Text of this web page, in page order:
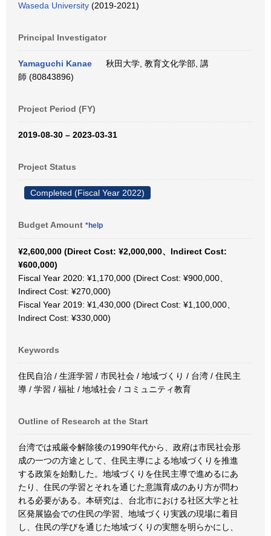
Waseda University (2019-2021)
Principal Investigator
Yamaguchi Kanae
秋田大学, 教育文化学部, 講
師 (80843896)
Project Period (FY)
2019-08-30 – 2023-03-31
Project Status
Completed (Fiscal Year 2022)
Budget Amount *help
¥2,600,000 (Direct Cost: ¥2,000,000、Indirect Cost:
¥600,000)
Fiscal Year 2020: ¥1,170,000 (Direct Cost: ¥900,000、
Indirect Cost: ¥270,000)
Fiscal Year 2019: ¥1,430,000 (Direct Cost: ¥1,100,000、
Indirect Cost: ¥330,000)
Keywords
住民自治 / 生涯学習 / 市民社会 / 地域づくり / 台湾 / 住民主
導 / 学習 / 福祉 / 地域社会 / コミュニティ教育
Outline of Research at the Start
台湾では戒厳令解除後の1990年代から、政府は市民社会形
成の一つの方途として、住民主導による地域づくりを推進
する政策を始動した。地域づくりを住民主導で進めるにあ
たり、住民の学習とそれを通じた意識育成のあり方が問わ
れる必要がある。本研究は、台北市における社区大学と社
区発展協会での住民の学習、地域づくり実践の現場に着目
し、住民の学びを通じた地域づくりの実態を明らかにし、